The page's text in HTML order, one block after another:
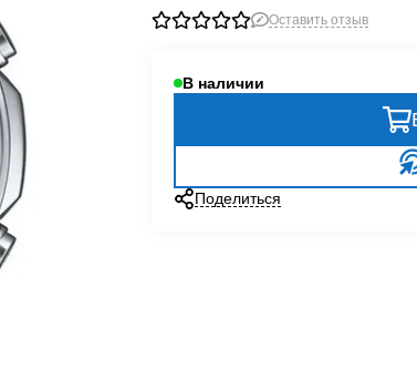
Оставить отзыв
В наличии
Поделиться